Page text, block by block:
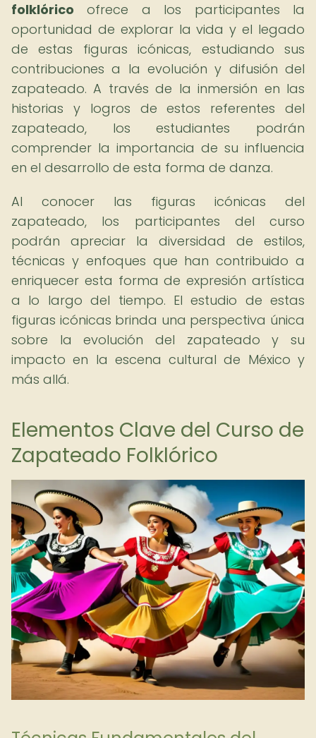
folklórico ofrece a los participantes la
oportunidad de explorar la vida y el legado
de estas figuras icónicas, estudiando sus
contribuciones a la evolución y difusión del
zapateado. A través de la inmersión en las
historias y logros de estos referentes del
zapateado, los estudiantes podrán
comprender la importancia de su influencia
en el desarrollo de esta forma de danza.
Al conocer las figuras icónicas del
zapateado, los participantes del curso
podrán apreciar la diversidad de estilos,
técnicas y enfoques que han contribuido a
enriquecer esta forma de expresión artística
a lo largo del tiempo. El estudio de estas
figuras icónicas brinda una perspectiva única
sobre la evolución del zapateado y su
impacto en la escena cultural de México y
más allá.
Elementos Clave del Curso de
Zapateado Folklórico